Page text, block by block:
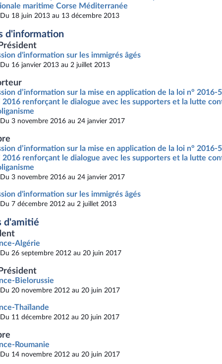
maritime Corse Méditerranée
Du 18 juin 2013 au 13 décembre 2013
d'information
d'information sur les immigrés âgés
Du 16 janvier 2013 au 2 juillet 2013
d’information sur la mise en application de la loi n° 2016-
2016 renforçant le dialogue avec les supporters et la lutte
Du 3 novembre 2016 au 24 janvier 2017
d’information sur la mise en application de la loi n° 2016-
2016 renforçant le dialogue avec les supporters et la lutte
Du 3 novembre 2016 au 24 janvier 2017
d'information sur les immigrés âgés
Du 7 décembre 2012 au 2 juillet 2013
d'amitié
Algérie
Du 26 septembre 2012 au 20 juin 2017
Bielorussie
Du 20 novembre 2012 au 20 juin 2017
Thaïlande
Du 11 décembre 2012 au 20 juin 2017
Roumanie
Du 14 novembre 2012 au 20 juin 2017